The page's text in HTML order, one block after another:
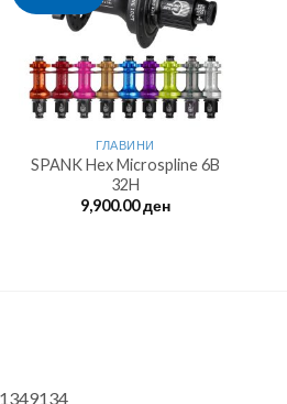
ГЛАВИНИ
SPANK Hex Microspline 6B
32H
9,900.00ден